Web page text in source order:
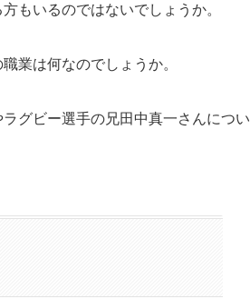
もいるのではないでしょうか。
業は何なのでしょうか。
グビー選手の兄田中真一さんについ